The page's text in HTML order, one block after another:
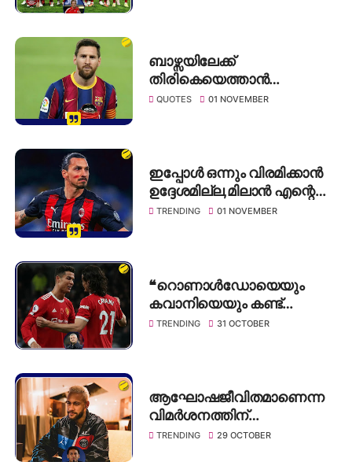
ബാഴ്സയിലേക്ക്
തിരികെയെത്താൻ
ആഗ്രഹിക്കുന്നു എന്ന്
QUOTES 01 NOVEMBER
ഇപ്പോൾ ഒന്നും വിരമിക്കാൻ
ഉദ്ദേശമില്ല,മിലാൻ എന്റെ
അവസാന ക്ലബ്ബ്
TRENDING 01 NOVEMBER
❝റൊണാൾഡോയെയും
കവാനിയെയും കണ്ട്
യുവതാരങ്ങൾ പഠിക്കണം ❞–
TRENDING 31 OCTOBER
ആഘോഷജീവിതമാണെന്ന
വിമർശനത്തിന്
മറുപടിയുമായി നെയ്മർ
TRENDING 29 OCTOBER